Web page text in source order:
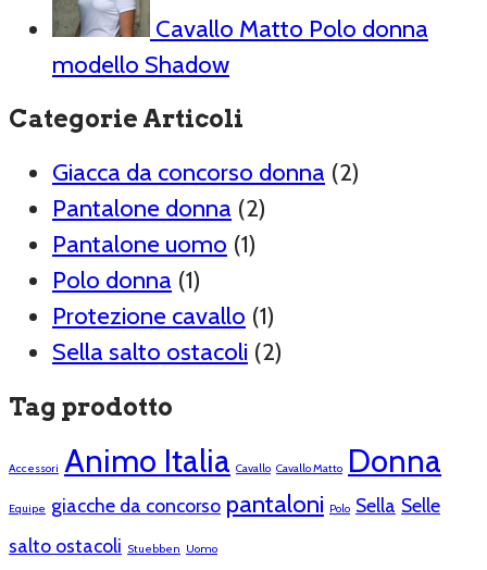
Cavallo Matto Polo donna
modello Shadow
Categorie Articoli
Giacca da concorso donna (2)
Pantalone donna (2)
Pantalone uomo (1)
Polo donna (1)
Protezione cavallo (1)
Sella salto ostacoli (2)
Tag prodotto
Accessori Animo Italia Cavallo Cavallo Matto Donna
Equipe giacche da concorso pantaloni Polo Sella Selle
salto ostacoli Stuebben Uomo